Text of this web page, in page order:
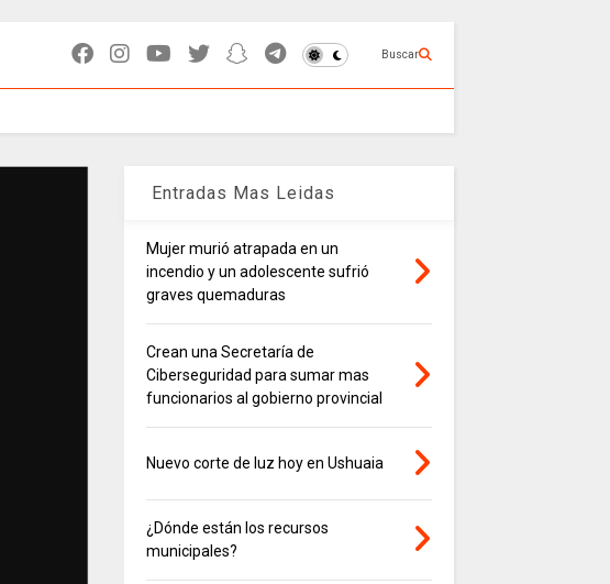
Buscar
Entradas Mas Leidas
Mujer murió atrapada en un
incendio y un adolescente sufrió
graves quemaduras
Crean una Secretaría de
Ciberseguridad para sumar mas
funcionarios al gobierno provincial
Nuevo corte de luz hoy en Ushuaia
¿Dónde están los recursos
municipales?